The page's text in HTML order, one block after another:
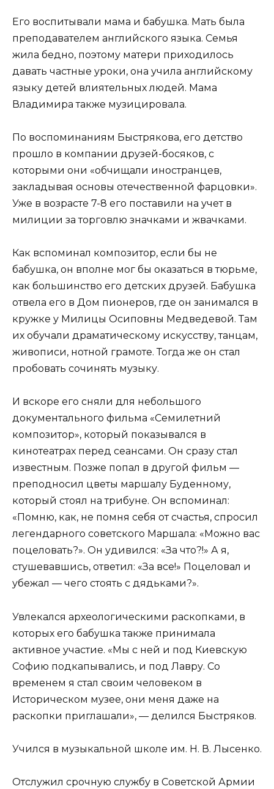
Его воспитывали мама и бабушка. Мать была
преподавателем английского языка. Семья
жила бедно, поэтому матери приходилось
давать частные уроки, она учила английскому
языку детей влиятельных людей. Мама
Владимира также музицировала.
По воспоминаниям Быстрякова, его детство
прошло в компании друзей-босяков, с
которыми они «обчищали иностранцев,
закладывая основы отечественной фарцовки».
Уже в возрасте 7-8 его поставили на учет в
милиции за торговлю значками и жвачками.
Как вспоминал композитор, если бы не
бабушка, он вполне мог бы оказаться в тюрьме,
как большинство его детских друзей. Бабушка
отвела его в Дом пионеров, где он занимался в
кружке у Милицы Осиповны Медведевой. Там
их обучали драматическому искусству, танцам,
живописи, нотной грамоте. Тогда же он стал
пробовать сочинять музыку.
И вскоре его сняли для небольшого
документального фильма «Семилетний
композитор», который показывался в
кинотеатрах перед сеансами. Он сразу стал
известным. Позже попал в другой фильм —
преподносил цветы маршалу Буденному,
который стоял на трибуне. Он вспоминал:
«Помню, как, не помня себя от счастья, спросил
легендарного советского Маршала: «Можно вас
поцеловать?». Он удивился: «За что?!» А я,
стушевавшись, ответил: «За все!» Поцеловал и
убежал — чего стоять с дядьками?».
Увлекался археологическими раскопками, в
которых его бабушка также принимала
активное участие. «Мы с ней и под Киевскую
Софию подкапывались, и под Лавру. Со
временем я стал своим человеком в
Историческом музее, они меня даже на
раскопки приглашали», — делился Быстряков.
Учился в музыкальной школе им. Н. В. Лысенко.
Отслужил срочную службу в Советской Армии